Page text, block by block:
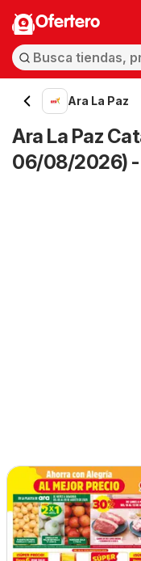
Ofertero
Ara La Paz
Ara La Paz
06/08/2026) -